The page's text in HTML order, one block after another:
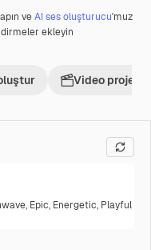
veAI ses oluşturucu'muz
ekleyin
Video projesi
, Epic, Energetic, Playful